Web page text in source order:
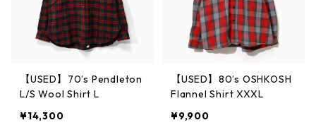
【USED】70’s Pendleton
L/S Wool Shirt L
¥14,300
【USED】80’s OSHKOSH
Flannel Shirt XXXL
¥9,900